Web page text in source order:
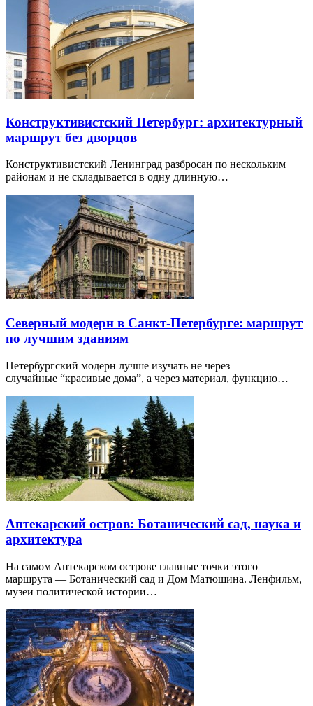
Конструктивистский Петербург: архитектурный
маршрут без дворцов
Конструктивистский Ленинград разбросан по нескольким
районам и не складывается в одну длинную…
Северный модерн в Санкт-Петербурге: маршрут
по лучшим зданиям
Петербургский модерн лучше изучать не через
случайные “красивые дома”, а через материал, функцию…
Аптекарский остров: Ботанический сад, наука и
архитектура
На самом Аптекарском острове главные точки этого
маршрута — Ботанический сад и Дом Матюшина. Ленфильм,
музеи политической истории…